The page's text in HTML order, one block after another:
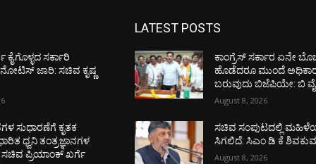
ಕೈಗೊಳ್ಳದ ಸರ್ಕಾರಿ
ಜಾರಿ: ಸಚಿವ ಕೃಷ್ಣ
ಸುಧಾರಣೆಗೆ ಕೃತಕ
ಧ್ವನಿ ತಂತ್ರಜ್ಞಾನಗಳ
ಸಚಿವ ಪ್ರಿಯಾಂಕ್ ಖರ್ಗೆ
LATEST POSTS
ಕಾಂಗ್ರೆಸ್ ಸರ್ಕಾರ ಏನೇ
ಹೊಡೆದರೂ ಮುಂದೆ
ಬರುವುದು ಬಿಜೆಪಿಯೇ: ಬಿ
August 8, 2026
ಸಚಿವ ಸಂಪುಟದಲ್ಲಿ
ಸಿಗಲಿದೆ: ಸಿಎಂ ಡಿ ಕೆ
August 8, 2026